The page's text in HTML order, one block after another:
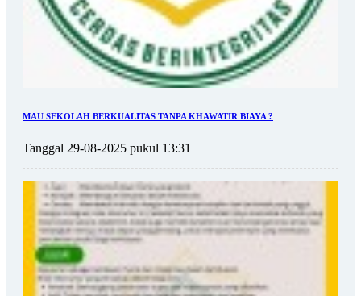
MAU SEKOLAH BERKUALITAS TANPA KHAWATIR BIAYA ?
Tanggal 29-08-2025 pukul 13:31